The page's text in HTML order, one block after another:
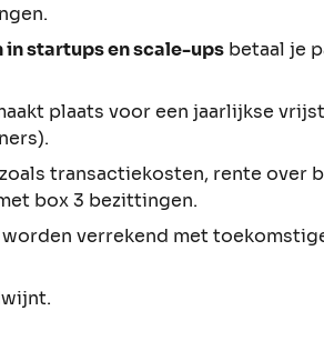
in startups en scale-ups betaal je
plaats voor een jaarlijkse
transactiekosten, rente over
box 3 bezittingen.
verrekend met